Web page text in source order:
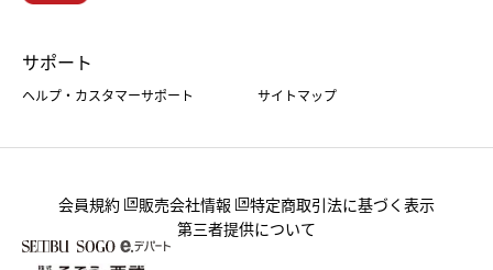
サポート
ヘルプ・カスタマーサポート サイトマップ
会員規約 販売会社情報
特定商取引法に基づく表示
第三者提供について